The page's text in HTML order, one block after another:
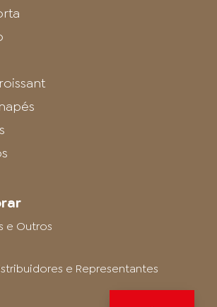
e Outros
e Representantes